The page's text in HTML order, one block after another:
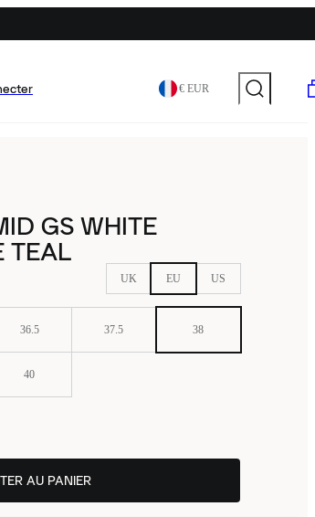
€ EUR
GS WHITE
TEAL
UK EU US
36.5 37.5 38
40
AU PANIER